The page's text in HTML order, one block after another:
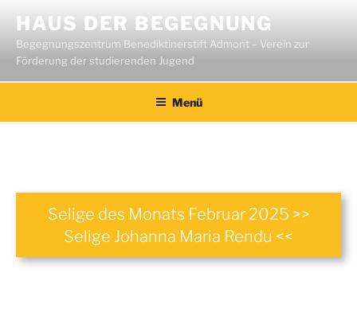
Inhalt
springen
HAUS DER BEGEGNUNG
Begegnungszentrum Benediktinerstift Admont – Verein zur
Förderung der studierenden Jugend
Menü
Selige des Monats Februar 2025 >>
Selige Johanna Maria Rendu <<